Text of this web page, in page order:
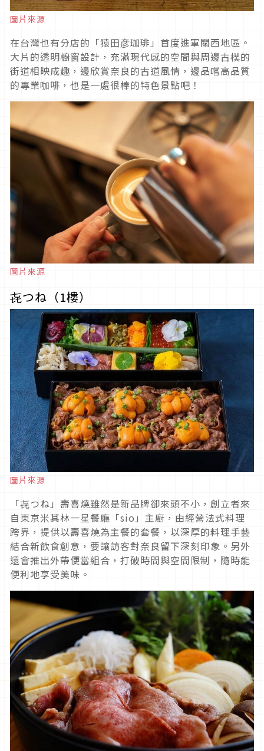
圖片來源
在台灣也有分店的「猿田彦珈琲」首度進軍關西地區。
大片的透明櫥窗設計，充滿現代感的空間與周邊古樸的
街道相映成趣，邊欣賞奈良的古道風情，邊品嚐高品質
的專業咖啡，也是一處很棒的特色景點吧！
圖片來源
㐂つね（1樓）
圖片來源
「㐂つね」壽喜燒雖然是新品牌卻來頭不小，創立者來
自東京米其林一星餐廳「sio」主廚，由經營法式料理
跨界，提供以壽喜燒為主餐的套餐，以深厚的料理手藝
結合新飲食創意，要讓訪客對奈良留下深刻印象。另外
還會推出外帶便當組合，打破時間與空間限制，隨時能
便利地享受美味。